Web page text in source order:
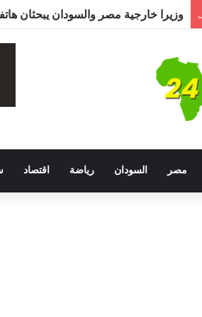
وزيرا خارجية مصر والسودان يبحثان
مصر السودان رياضة اقتصاد